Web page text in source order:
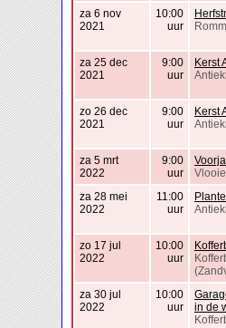
za 6 nov
2021
10:00
uur
za 25 dec
2021
9:00
uur
Kerst
zo 26 dec
2021
9:00
uur
Kerst
za 5 mrt
2022
9:00
uur
za 28 mei
2022
11:00
uur
zo 17 jul
2022
10:00
uur
za 30 jul
2022
10:00
uur
in de